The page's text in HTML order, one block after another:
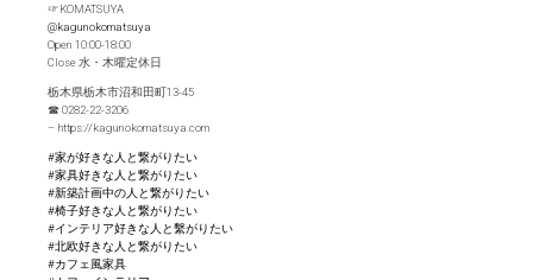
☞KOMATSUYA
@kagunokomatsuya
Open 10:00-18:00
Close 水・木曜定休日
栃木県栃木市沼和田町13-45
☎︎ 0282-22-3206
– https://kagunokomatsuya.com
#家が好きな人と繋がりたい
#家具好きな人と繋がりたい
#新築計画中の人と繋がりたい
#椅子好きな人と繋がりたい
#インテリア好きな人と繫がりたい
#北欧好きな人と繋がりたい
#カフェ風家具